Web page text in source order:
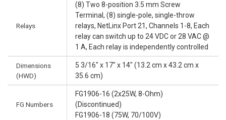
Relays
(8) Two 8-position 3.5 mm Screw
Terminal, (8) single-pole, single-throw
relays, NetLinx Port 21, Channels 1-8, Each
relay can switch up to 24 VDC or 28 VAC @
1 A, Each relay is independently controlled
Dimensions
(HWD)
5 3/16" x 17" x 14" (13.2 cm x 43.2 cm x
35.6 cm)
FG Numbers
FG1906-16 (2x25W, 8-Ohm)
(Discontinued)
FG1906-18 (75W, 70/100V)